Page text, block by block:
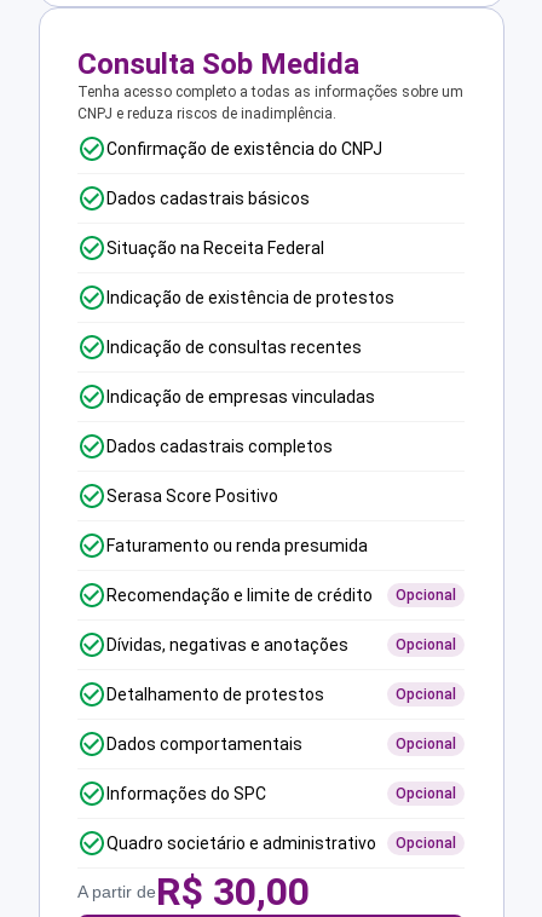
Consulta Sob Medida
Tenha acesso completo a todas as informações sobre um
CNPJ e reduza riscos de inadimplência.
Confirmação de existência do CNPJ
Dados cadastrais básicos
Situação na Receita Federal
Indicação de existência de protestos
Indicação de consultas recentes
Indicação de empresas vinculadas
Dados cadastrais completos
Serasa Score Positivo
Faturamento ou renda presumida
Recomendação e limite de crédito Opcional
Dívidas, negativas e anotações Opcional
Detalhamento de protestos Opcional
Dados comportamentais Opcional
Informações do SPC Opcional
Quadro societário e administrativo Opcional
A partir deR$ 30,00